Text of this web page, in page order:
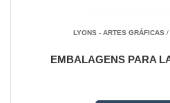
LYONS - ARTES GRÁFICAS/
EMBALAGENS PARA